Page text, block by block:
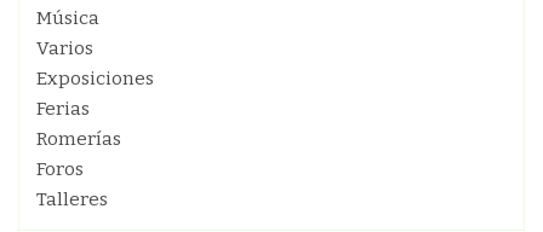
Música
Varios
Exposiciones
Ferias
Romerías
Foros
Talleres